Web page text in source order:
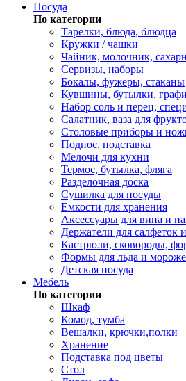
Посуда
По категории
Тарелки, блюда, блюдца
Кружки / чашки
Чайник, молочник,
Сервизы, наборы
Бокалы, фужеры, стаканы
Кувшины, бутылки,
Набор соль и перец,
Салатник, ваза для
Столовые приборы и
Поднос, подставка
Мелочи для кухни
Термос, бутылка, фляга
Разделочная доска
Сушилка для посуды
Емкости для хранения
Аксессуары для вина и
Держатели для салфеток
Кастрюли, сковороды,
Формы для льда и
Детская посуда
Мебель
По категории
Шкаф
Комод, тумба
Вешалки, крючки,полки
Хранение
Подставка под цветы
Стол